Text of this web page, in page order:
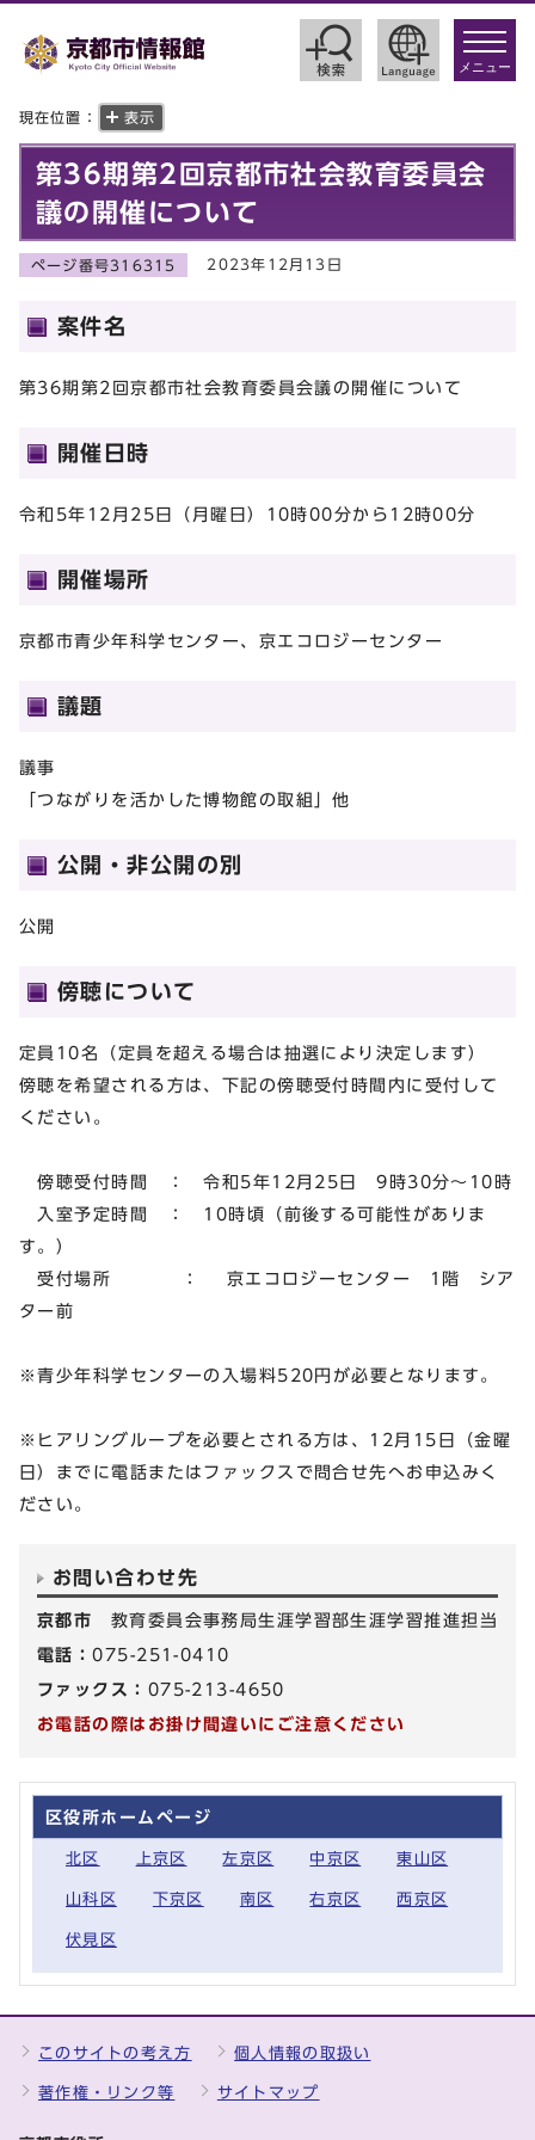
toggle
メニュー
現在位置： 表示
第36期第2回京都市社会教育委員会
議の開催について
ページ番号316315 2023年12月13日
案件名
第36期第2回京都市社会教育委員会議の開催について
開催日時
令和5年12月25日（月曜日）10時00分から12時00分
開催場所
京都市青少年科学センター、京エコロジーセンター
議題
議事
「つながりを活かした博物館の取組」他
公開・非公開の別
公開
傍聴について
定員10名（定員を超える場合は抽選により決定します）
傍聴を希望される方は、下記の傍聴受付時間内に受付して
ください。
傍聴受付時間 ： 令和5年12月25日 9時30分～10時
入室予定時間 ： 10時頃（前後する可能性がありま
す。）
受付場所 ： 京エコロジーセンター 1階 シア
ター前
※青少年科学センターの入場料520円が必要となります。
※ヒアリングループを必要とされる方は、12月15日（金曜
日）までに電話またはファックスで問合せ先へお申込みく
ださい。
お問い合わせ先
京都市 教育委員会事務局生涯学習部生涯学習推進担当
電話：075-251-0410
ファックス： 075-213-4650
お電話の際はお掛け間違いにご注意ください
区役所ホームページ
北区 上京区 左京区 中京区 東山区
山科区 下京区 南区 右京区 西京区
伏見区
このサイトの考え方 個人情報の取扱い
著作権・リンク等 サイトマップ